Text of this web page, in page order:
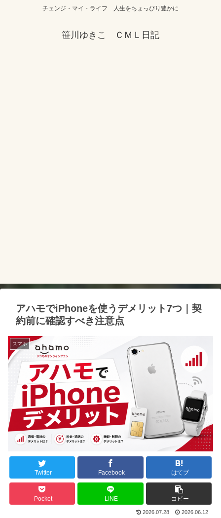
チェンジ・マイ・ライフ 人生をちょっぴり豊かに
笹川ゆきこ ＣＭＬ日記
アハモでiPhoneを使うデメリット7つ｜契
約前に確認すべき注意点
スマホ
Twitter Facebook はてブ
Pocket LINE コピー
2026.07.28 2026.06.12